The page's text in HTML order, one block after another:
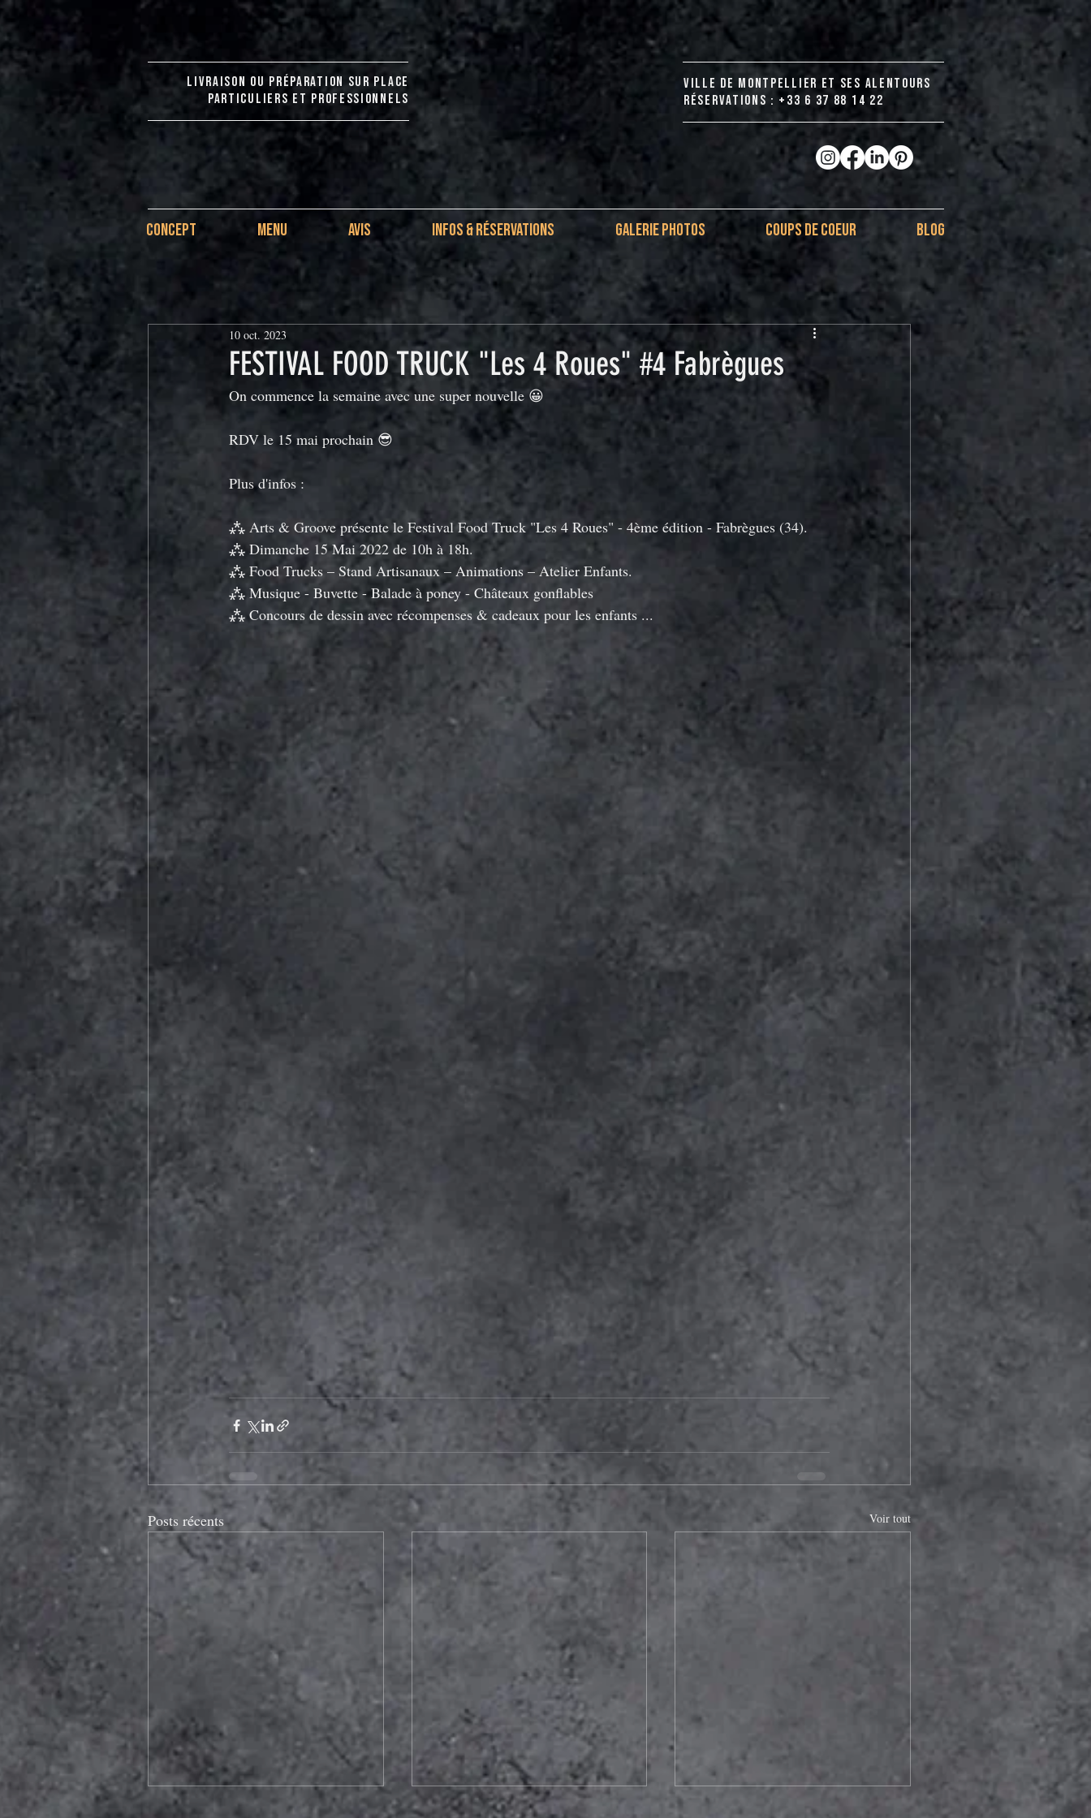
LIVRAISON OU PRÉPARATION SUR PLACE
PARTICULIERS ET PROFESSIONNELS
VILLE DE MONTPELLIER ET SES ALENTOURS
RÉSERVATIONS : +33 6 37 88 14 22
CONCEPT MENU AVIS INFOS & RÉSERVATIONS GALERIE PHOTOS COUPS DE COEUR BLOG
FESTIVAL FOOD TRUCK "Les 4 Roues" #4 Fabrègues
10 oct. 2023
On commence la semaine avec une super nouvelle 😀
RDV le 15 mai prochain 😎
Plus d'infos :
⁂ Arts & Groove présente le Festival Food Truck "Les 4 Roues" - 4ème édition - Fabrègues (34).
⁂ Dimanche 15 Mai 2022 de 10h à 18h.
⁂ Food Trucks – Stand Artisanaux – Animations – Atelier Enfants.
⁂ Musique - Buvette - Balade à poney - Châteaux gonflables
⁂ Concours de dessin avec récompenses & cadeaux pour les enfants ...
Posts récents Voir tout